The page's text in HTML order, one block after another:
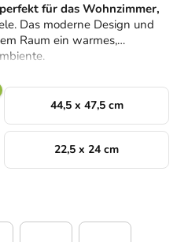
für das Wohnzimmer,
Das moderne Design und
Raum ein warmes,
44,5 x 47,5 cm
22,5 x 24 cm